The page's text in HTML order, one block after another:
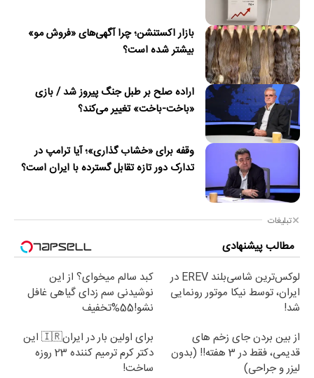
بازار اکستنشن؛ چرا آگهی‌های «فروش مو»
بیشتر شده است؟
اراده صلح بر طبل جنگ پیروز شد / بازی
«باخت-باخت» تغییر می‌کند؟
وقفه برای «خشاب گذاری»؛ آیا ترامپ در
تدارک دور تازه تقابل گسترده با ایران است؟
تبلیغات
مطالب پیشنهادی
لوکس‌ترین شاسی‌بلند EREV در
ایران، توسط نیکا موتور رونمایی
شد!
کبد سالم میخوای؟ از این
نوشیدنی سم زدای گیاهی غافل
نشو!55%تخفیف
از بین بردن جای زخم های
قدیمی، فقط در 3 هفته!! (بدون
لیزر و جراحی)
برای اولین بار در ایران🇮🇷 این
دکتر کرم ترمیم کننده 23 روزه
ساخت!